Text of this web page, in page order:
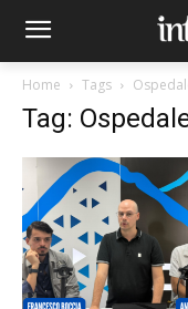
Home Tags
Tag: